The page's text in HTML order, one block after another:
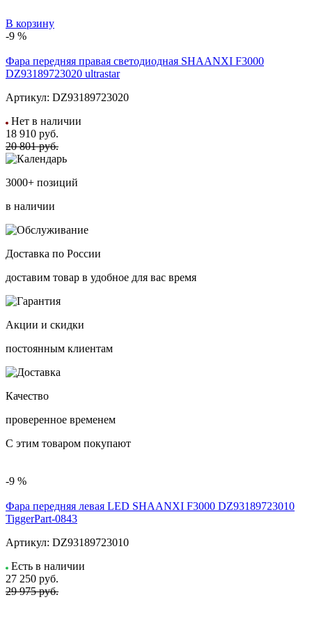
В корзину
-9 %
Фара передняя правая светодиодная SHAANXI F3000
DZ93189723020 ultrastar
Артикул: DZ93189723020
Нет в наличии
18 910 руб.
20 801 руб.
3000+ позиций
в наличии
Доставка по России
доставим товар в удобное для вас время
Акции и скидки
постоянным клиентам
Качество
проверенное временем
С этим товаром покупают
-9 %
Фара передняя левая LED SHAANXI F3000 DZ93189723010
TiggerPart-0843
Артикул: DZ93189723010
Есть в наличии
27 250 руб.
29 975 руб.